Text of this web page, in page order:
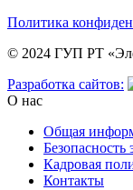
Политика
© 2024 ГУП РТ
Разработка сайтов:
О нас
Общая
Безопасность
Кадровая
Контакты